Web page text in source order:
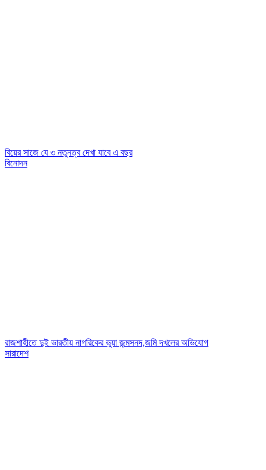
বিয়ের সাজে যে ৩ নতুনত্ব দেখা যাবে এ বছর
বিনোদন
রাজশাহীতে দুই ভারতীয় নাগরিকের ভুয়া জন্মসনদ,জমি দখলের অভিযোগ
সারাদেশ